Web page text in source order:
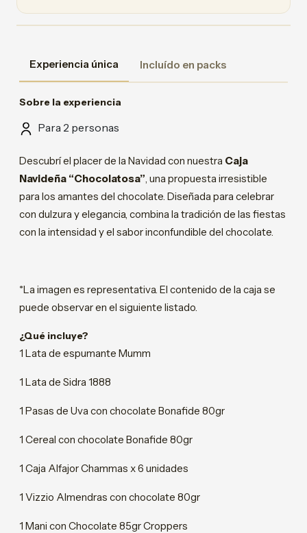
Experiencia única Incluído en packs
Sobre la experiencia
Para 2 personas
Descubrí el placer de la Navidad con nuestra Caja
Navideña “Chocolatosa”, una propuesta irresistible
para los amantes del chocolate. Diseñada para celebrar
con dulzura y elegancia, combina la tradición de las fiestas
con la intensidad y el sabor inconfundible del chocolate.
*La imagen es representativa. El contenido de la caja se
puede observar en el siguiente listado.
¿Qué incluye?
1 Lata de espumante Mumm
1 Lata de Sidra 1888
1 Pasas de Uva con chocolate Bonafide 80gr
1 Cereal con chocolate Bonafide 80gr
1 Caja Alfajor Chammas x 6 unidades
1 Vizzio Almendras con chocolate 80gr
1 Mani con Chocolate 85gr Croppers